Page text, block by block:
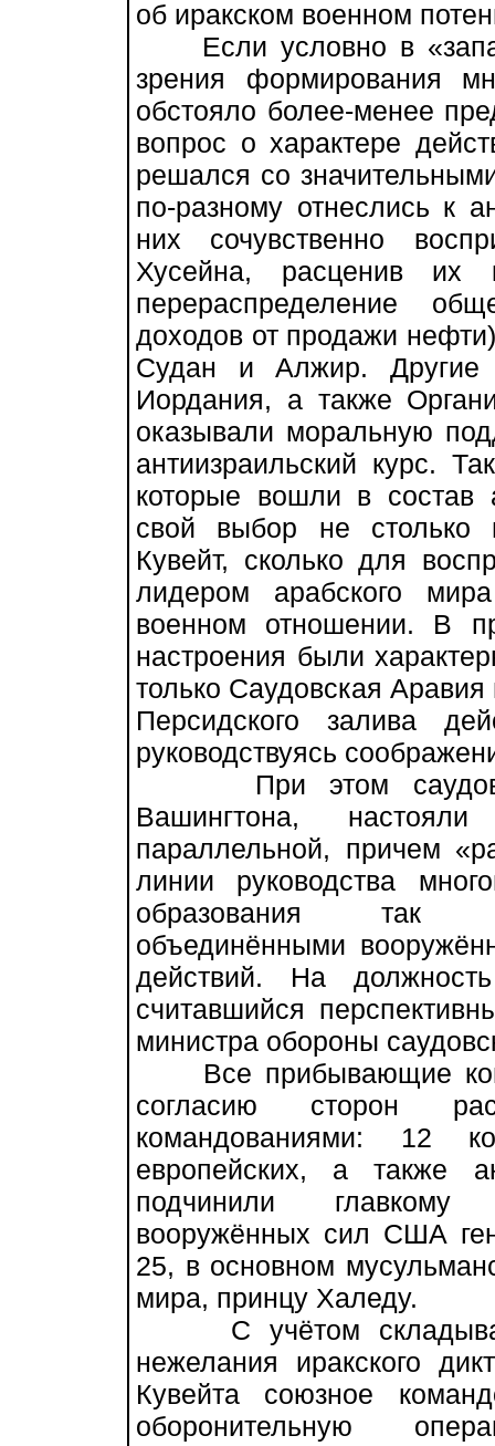
об иракском военном
Если условно в
зрения формирования
обстояло более-менее
вопрос о характере
решался со
по-разному отнеслись к
них сочувственно
Хусейна, расценив их
перераспределение
доходов от продажи
Судан и Алжир. Другие
Иордания, а также
оказывали моральную
антиизраильский курс.
которые вошли в состав
свой выбор не столько
Кувейт, сколько для
лидером арабского
военном отношении. В
настроения были
только Саудовская
Персидского залива
руководствуясь
При этом
Вашингтона,
параллельной, причем
линии руководства
образования так
объединёнными
действий. На
считавшийся
министра обороны
Все прибывающие
согласию сторон
командованиями: 12
европейских, а также
подчинили главкому
вооружённых сил США
25, в основном
мира, принцу Халеду.
С учётом
нежелания иракского
Кувейта союзное
оборонительную